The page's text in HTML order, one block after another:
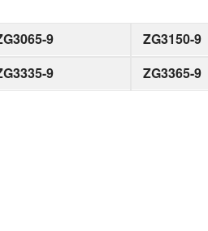
9 ZG3150-9
9 ZG3365-9